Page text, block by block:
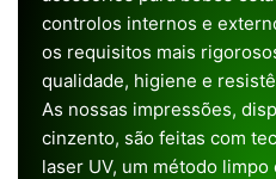
controlos internos e
os requisitos mais
qualidade, higiene e
As nossas impressões,
cinzento, são feitas com
laser UV, um método